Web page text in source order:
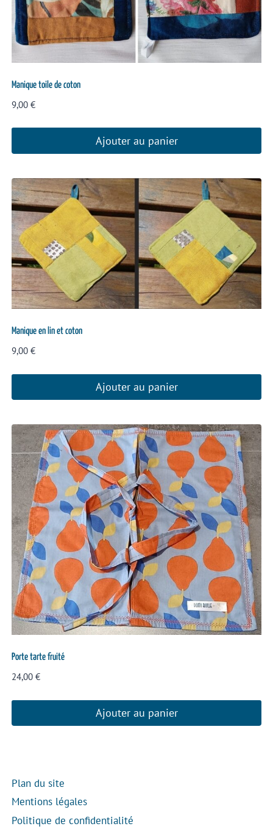
Manique toile de coton
9,00€
Ajouter au panier
Manique en lin et coton
9,00€
Ajouter au panier
Porte tarte fruité
24,00€
Ajouter au panier
Plan du site
Mentions légales
Politique de confidentialité